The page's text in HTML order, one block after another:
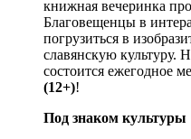
книжная вечеринка
Благовещенцы в
погрузиться в
славянскую культуру.
состоится ежегодное
(12+)!
Под знаком культуры